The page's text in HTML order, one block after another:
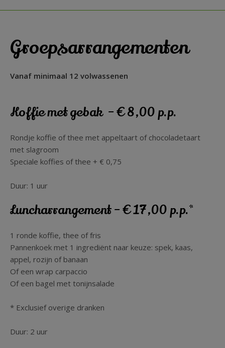
Groepsarrangementen
Vanaf minimaal 12 volwassenen
Koffie met gebak – € 8,00 p.p.
Rondje koffie of thee met appeltaart of chocoladetaart
met slagroom
Speciale koffies of thee + € 0,75
Duur: 1 uur
Luncharrangement – € 17,00 p.p.*
1 ronde koffie, thee of fris
Pannenkoek met 1 ingrediënt naar keuze: spek, kaas,
appel, rozijn of banaan
Of een wrap carpaccio
Of een bagel met tonijnsalade
* Exclusief overige dranken
Duur: 2 uur